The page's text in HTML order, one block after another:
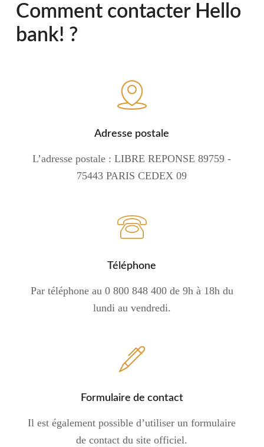
Comment contacter Hello
bank! ?
Adresse postale
L’adresse postale : LIBRE REPONSE 89759 -
75443 PARIS CEDEX 09
Téléphone
Par téléphone au 0 800 848 400 de 9h à 18h du
lundi au vendredi.
Formulaire de contact
Il est également possible d’utiliser un formulaire
de contact du site officiel.